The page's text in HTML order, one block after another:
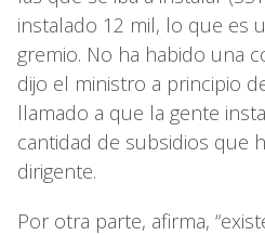
instalado 12 mil, lo que es
gremio. No ha habido una
dijo el ministro a principio
llamado a que la gente
cantidad de subsidios que
dirigente.
Por otra parte, afirma,